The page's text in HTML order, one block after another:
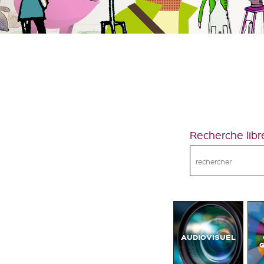
Recherche
AUDIOVISUEL